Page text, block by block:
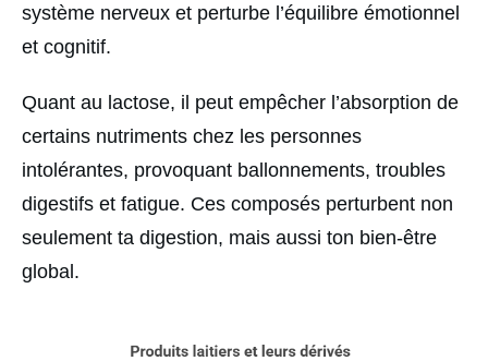
système nerveux et perturbe l’équilibre émotionnel
et cognitif.
Quant au lactose, il peut empêcher l’absorption de
certains nutriments chez les personnes
intolérantes, provoquant ballonnements, troubles
digestifs et fatigue. Ces composés perturbent non
seulement ta digestion, mais aussi ton bien-être
global.